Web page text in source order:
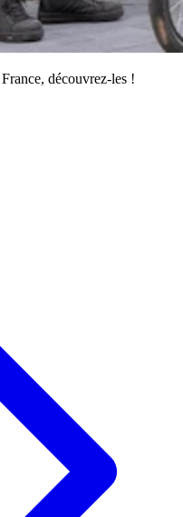
découvrez-les !